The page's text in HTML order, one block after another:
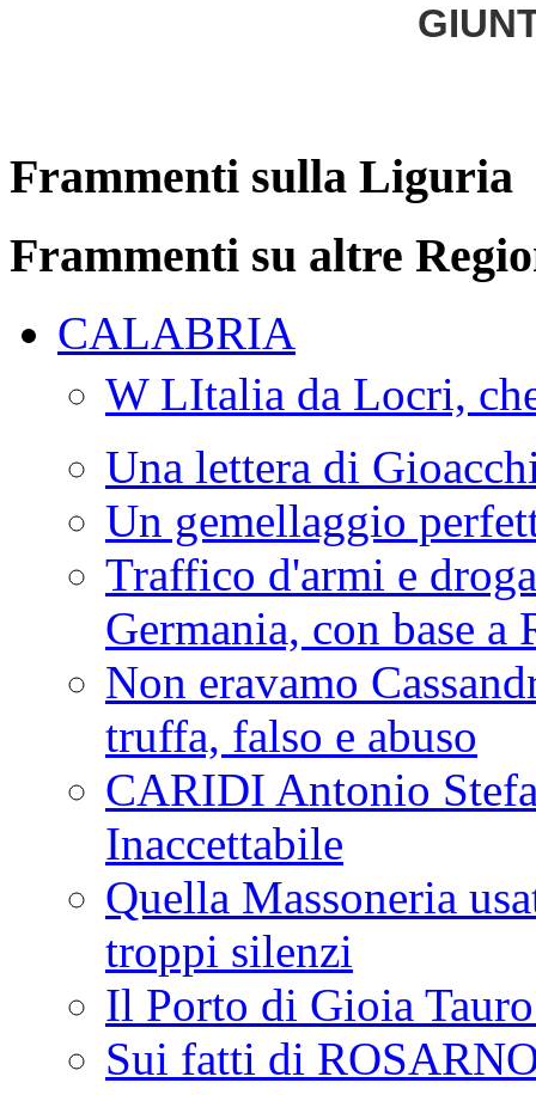
Frammenti sulla Liguria
Frammenti su altre
CALABRIA
W LItalia da Locri,
Una lettera di
Un gemellaggio
Traffico d'armi e
Germania, con base a
Non eravamo
truffa, falso e abuso
CARIDI Antonio
Inaccettabile
Quella Massoneria
troppi silenzi
Il Porto di Gioia
Sui fatti di